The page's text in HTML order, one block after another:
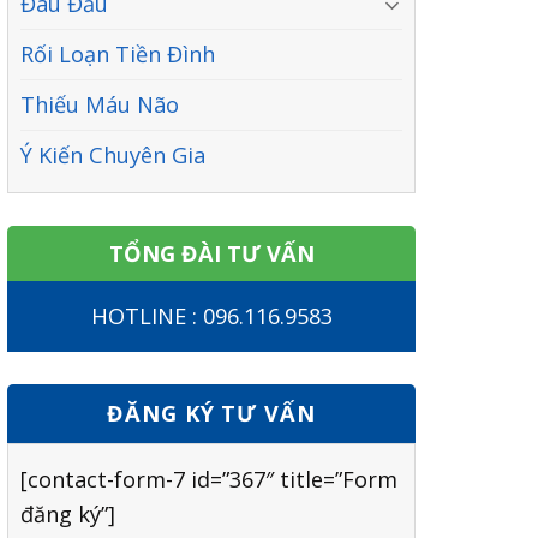
Rối Loạn Tiền Đình
Thiếu Máu Não
Ý Kiến Chuyên Gia
TỔNG ĐÀI TƯ VẤN
HOTLINE : 096.116.9583
ĐĂNG KÝ TƯ VẤN
[contact-form-7 id=”367″ title=”Form
đăng ký”]